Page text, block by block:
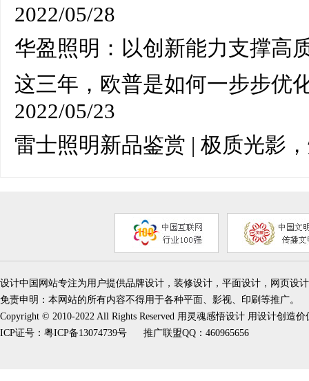
2022/05/28
华盈照明：以创新能力支撑高
这三年，欧普是如何一步步优
2022/05/23
雷士照明新品鉴赏 | 极质光影
设计中国网站专注为用户提供品牌设计，装修设计，平面设计，网页设
免责申明：本网站的所有内容不得用于各种平面、影视、印刷等推广。
Copyright © 2010-2022 All Rights Reserved 用灵魂感悟设计 用设计创造
ICP证号： 粤ICP备13074739号 推广联盟QQ：460965656